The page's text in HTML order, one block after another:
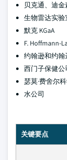
贝克通、迪金
生物雷达实
默克 KGaA
F. Hoffmann-
约翰逊和约翰
西门子保健公
瑟莫·费舍尔
水公司
关键要点